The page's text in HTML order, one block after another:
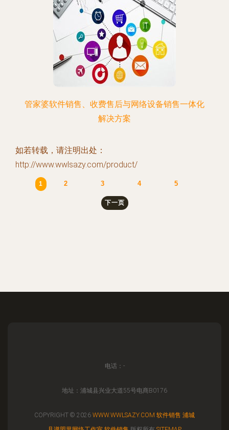
管家婆软件销售、收费售后与网络设备销售一体化
解决方案
如若转载，请注明出处：
http://www.wwlsazy.com/product/
1 2 3 4 5
下一页
电话：-
地址：浦城县兴业大道55号电商B0176
COPYRIGHT © 2026 WWW.WWLSAZY.COM 软件销售 浦城